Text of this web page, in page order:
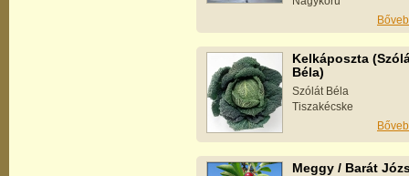
Kelkáposzta
Béla)
Szólát Béla
Tiszakécske
Meggy / Barát